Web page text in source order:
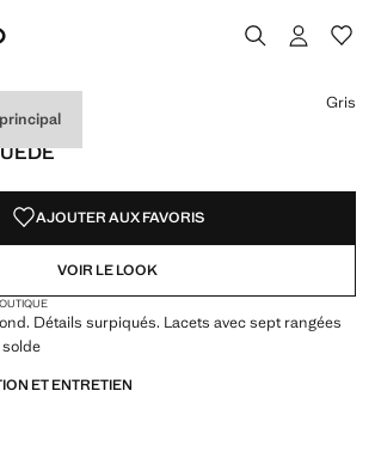
]
Gris
AJOUTER AUX FAVORIS
VOIR LE LOOK
Détails surpiqués. Lacets avec sept rangées
ET ENTRETIEN